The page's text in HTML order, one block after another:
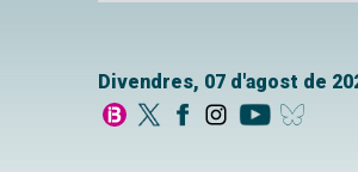
Divendres, 07 d'agost de